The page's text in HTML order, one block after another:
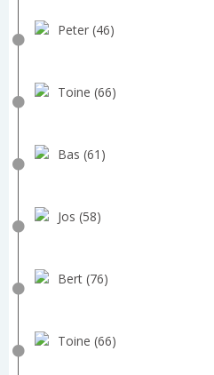
Peter (46)
Toine (66)
Bas (61)
Jos (58)
Bert (76)
Toine (66)